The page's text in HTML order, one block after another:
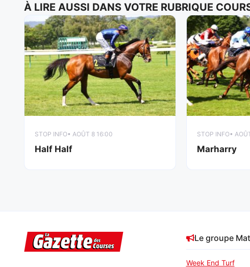
À LIRE AUSSI DANS VOTRE RUBRIQUE
STOP INFO• AOÛT 8 16:00
Half Half
STOP INFO•
Marharry
Le groupe
Week End Turf